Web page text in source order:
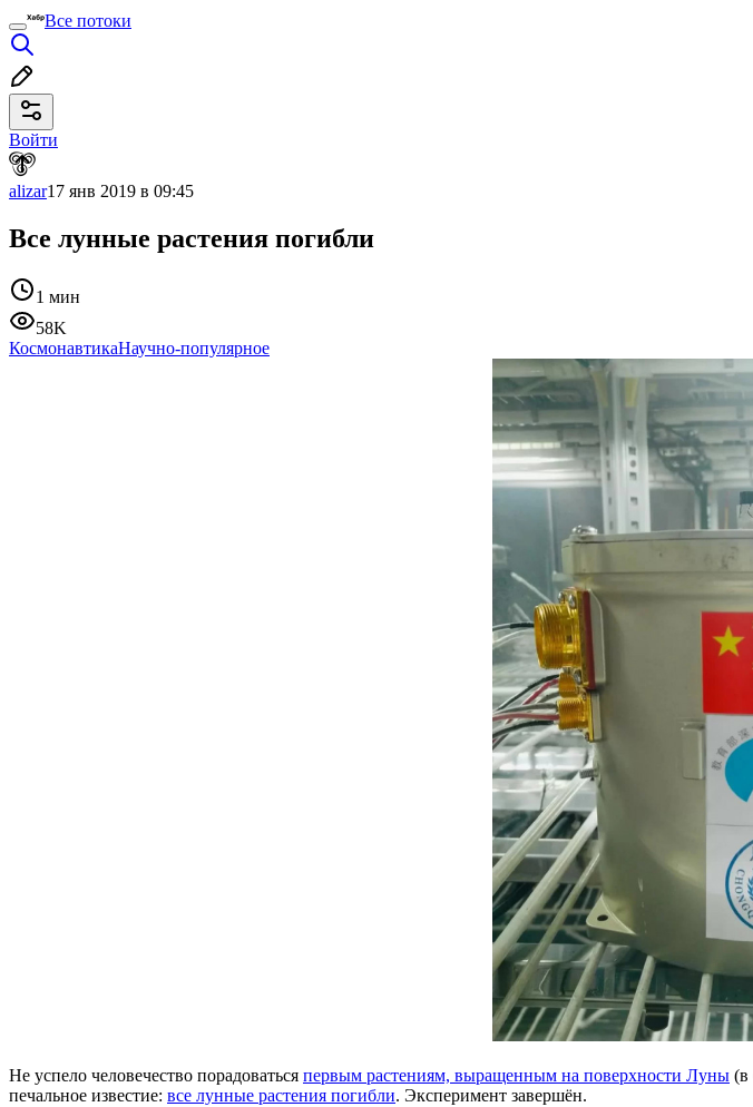
Все потоки
Войти
alizar17 янв 2019 в 09:45
Все лунные растения погибли
1 мин
58K
КосмонавтикаНаучно-популярное
Не успело человечество порадоваться первым растениям, выращенным на поверхности Луны (в
печальное известие: все лунные растения погибли. Эксперимент завершён.